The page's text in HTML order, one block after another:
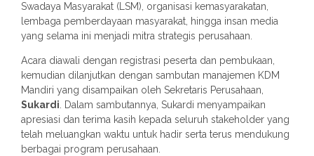
Swadaya Masyarakat (LSM), organisasi kemasyarakatan,
lembaga pemberdayaan masyarakat, hingga insan media
yang selama ini menjadi mitra strategis perusahaan.
Acara diawali dengan registrasi peserta dan pembukaan,
kemudian dilanjutkan dengan sambutan manajemen KDM
Mandiri yang disampaikan oleh Sekretaris Perusahaan,
Sukardi. Dalam sambutannya, Sukardi menyampaikan
apresiasi dan terima kasih kepada seluruh stakeholder yang
telah meluangkan waktu untuk hadir serta terus mendukung
berbagai program perusahaan.